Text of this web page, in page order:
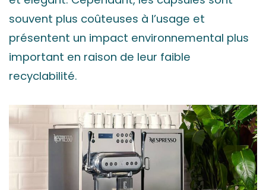
souvent plus coûteuses à l’usage et
présentent un impact environnemental plus
important en raison de leur faible
recyclabilité.